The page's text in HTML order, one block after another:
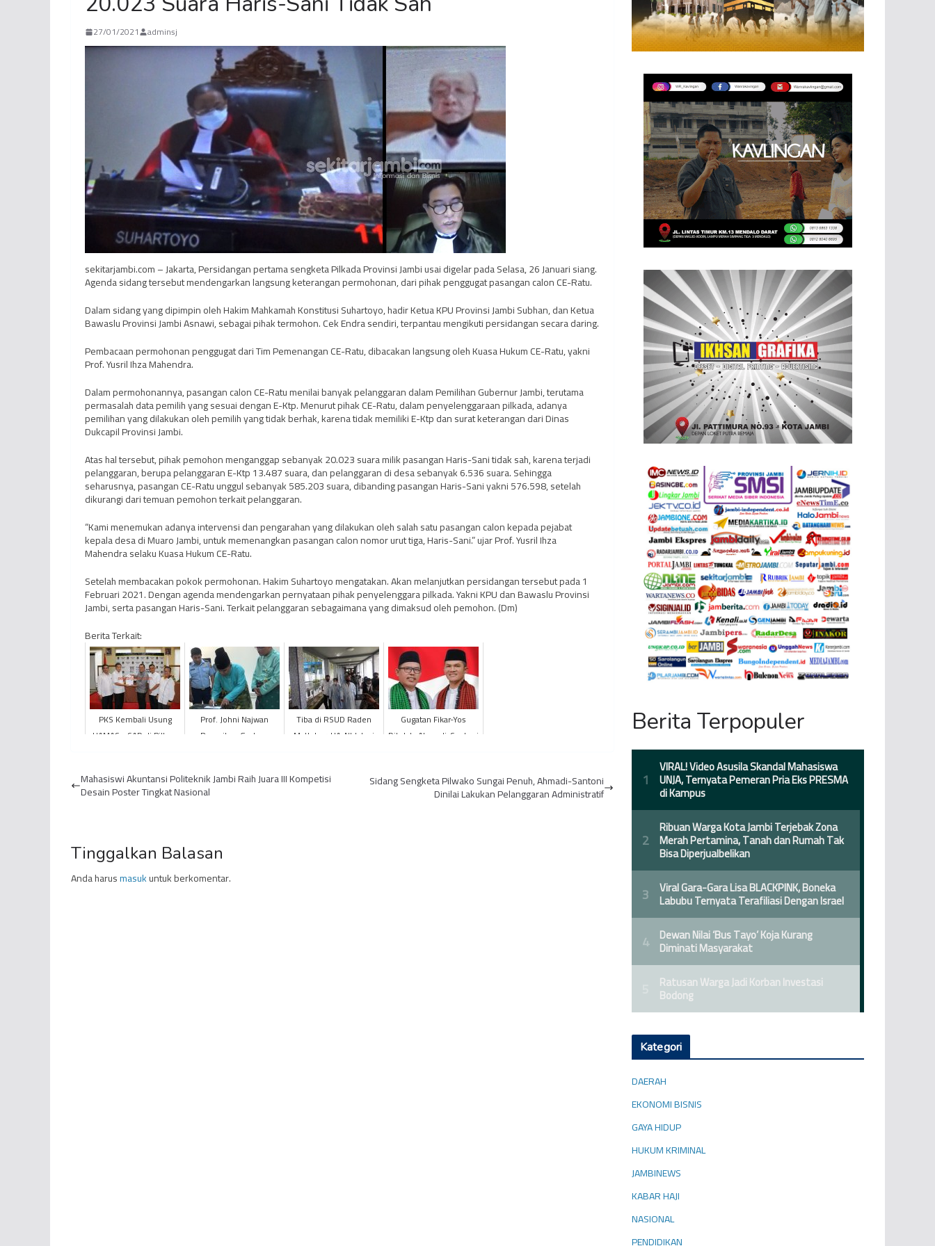
27/01/2021 adminsj
sekitarjambi.com – Jakarta, Persidangan pertama sengketa Pilkada Provinsi Jambi usai digelar pada Selasa, 26 Januari siang.
Agenda sidang tersebut mendengarkan langsung keterangan permohonan, dari pihak penggugat pasangan calon CE-Ratu.
Dalam sidang yang dipimpin oleh Hakim Mahkamah Konstitusi Suhartoyo, hadir Ketua KPU Provinsi Jambi Subhan, dan Ketua
Bawaslu Provinsi Jambi Asnawi, sebagai pihak termohon. Cek Endra sendiri, terpantau mengikuti persidangan secara daring.
Pembacaan permohonan penggugat dari Tim Pemenangan CE-Ratu, dibacakan langsung oleh Kuasa Hukum CE-Ratu, yakni
Prof. Yusril Ihza Mahendra.
Dalam permohonannya, pasangan calon CE-Ratu menilai banyak pelanggaran dalam Pemilihan Gubernur Jambi, terutama
permasalah data pemilih yang sesuai dengan E-Ktp. Menurut pihak CE-Ratu, dalam penyelenggaraan pilkada, adanya
pemilihan yang dilakukan oleh pemilih yang tidak berhak, karena tidak memiliki E-Ktp dan surat keterangan dari Dinas
Dukcapil Provinsi Jambi.
Atas hal tersebut, pihak pemohon menganggap sebanyak 20.023 suara milik pasangan Haris-Sani tidak sah, karena terjadi
pelanggaran, berupa pelanggaran E-Ktp 13.487 suara, dan pelanggaran di desa sebanyak 6.536 suara. Sehingga
seharusnya, pasangan CE-Ratu unggul sebanyak 585.203 suara, dibanding pasangan Haris-Sani yakni 576.598, setelah
dikurangi dari temuan pemohon terkait pelanggaran.
“Kami menemukan adanya intervensi dan pengarahan yang dilakukan oleh salah satu pasangan calon kepada pejabat
kepala desa di Muaro Jambi, untuk memenangkan pasangan calon nomor urut tiga, Haris-Sani.” ujar Prof. Yusril Ihza
Mahendra selaku Kuasa Hukum CE-Ratu.
Setelah membacakan pokok permohonan. Hakim Suhartoyo mengatakan. Akan melanjutkan persidangan tersebut pada 1
Februari 2021. Dengan agenda mendengarkan pernyataan pihak penyelenggara pilkada. Yakni KPU dan Bawaslu Provinsi
Jambi, serta pasangan Haris-Sani. Terkait pelanggaran sebagaimana yang dimaksud oleh pemohon. (Dm)
Berita Terkait:
PKS Kembali Usung
HAMAS - SAD di Pilbup
Prof. Johni Najwan
Resmikan Gedung
Tiba di RSUD Raden
Mattaher, HA-NI Jalani
Gugatan Fikar-Yos
Ditolak, Ahmadi-Santoni
Mahasiswi Akuntansi Politeknik Jambi Raih Juara III Kompetisi
Desain Poster Tingkat Nasional
Sidang Sengketa Pilwako Sungai Penuh, Ahmadi-Santoni
Dinilai Lakukan Pelanggaran Administratif
Tinggalkan Balasan
Anda harusmasukuntuk berkomentar.
Berita Terpopuler
Kategori
DAERAH
EKONOMI BISNIS
GAYA HIDUP
HUKUM KRIMINAL
JAMBINEWS
KABAR HAJI
NASIONAL
PENDIDIKAN